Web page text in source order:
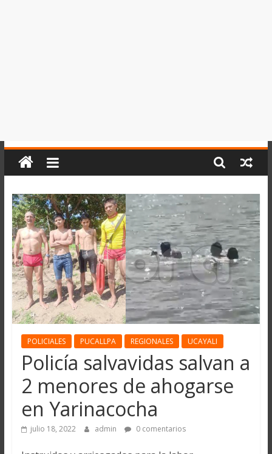
POLICIALES PUCALLPA REGIONALES UCAYALI
Policía salvavidas salvan a
2 menores de ahogarse
en Yarinacocha
julio 18, 2022 admin 0 comentarios